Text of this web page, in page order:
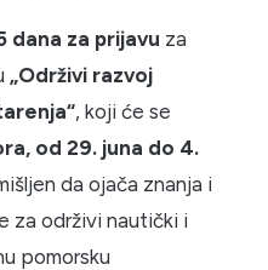
dana za prijavu za
„Održivi razvoj
, koji će se
od 29. juna do 4.
da ojača znanja i
za održivi nautički i
pomorsku